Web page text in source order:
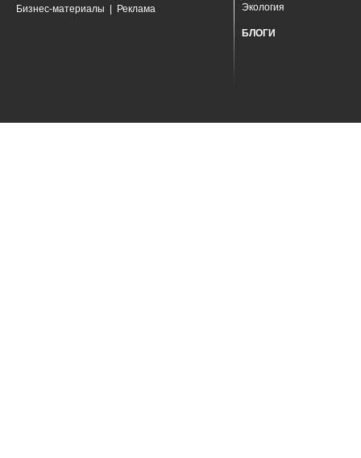
Бизнес-материалы Реклама
Экология
БЛОГИ